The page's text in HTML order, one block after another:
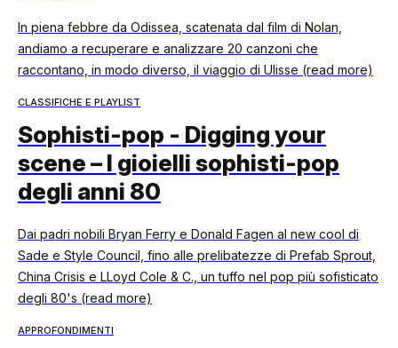
In piena febbre da Odissea, scatenata dal film di Nolan,
andiamo a recuperare e analizzare 20 canzoni che
raccontano, in modo diverso, il viaggio di Ulisse (read more)
CLASSIFICHE E PLAYLIST
Sophisti-pop - Digging your
scene – I gioielli sophisti-pop
degli anni 80
Dai padri nobili Bryan Ferry e Donald Fagen al new cool di
Sade e Style Council, fino alle prelibatezze di Prefab Sprout,
China Crisis e LLoyd Cole & C., un tuffo nel pop più sofisticato
degli 80's (read more)
APPROFONDIMENTI